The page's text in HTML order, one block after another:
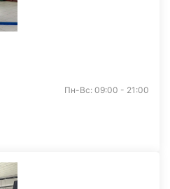
Пн-Вс: 09:00 - 21:00